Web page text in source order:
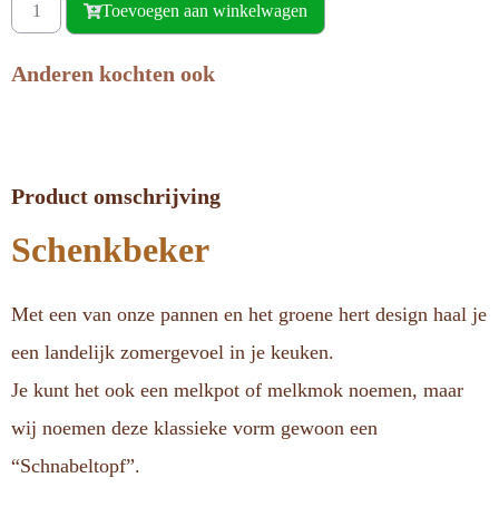
Toevoegen aan winkelwagen
Anderen kochten ook
Product omschrijving
Schenkbeker
Met een van onze pannen en het groene hert design haal je
een landelijk zomergevoel in je keuken.
Je kunt het ook een melkpot of melkmok noemen, maar
wij noemen deze klassieke vorm gewoon een
“Schnabeltopf”.